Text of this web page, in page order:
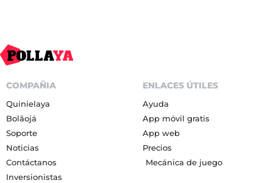
COMPAÑIA
Quinielaya
Bolãojá
Soporte
Noticias
Contáctanos
Inversionistas
ENLACES ÚTILES
Ayuda
App móvil gratis
App web
Precios
Mecánica de juego